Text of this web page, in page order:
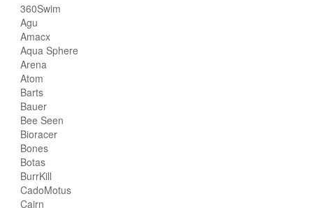
360Swim
Agu
Amacx
Aqua Sphere
Arena
Atom
Barts
Bauer
Bee Seen
Bioracer
Bones
Botas
BurrKill
CadoMotus
Cairn